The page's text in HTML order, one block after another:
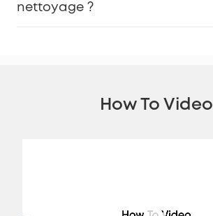
nettoyage ?
How To Video